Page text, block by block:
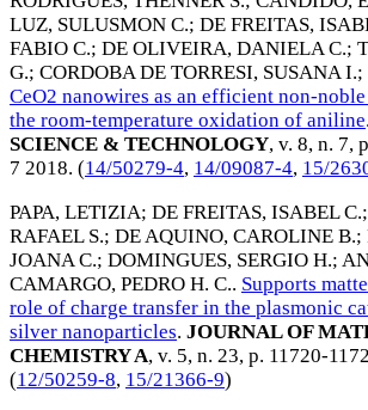
LUZ, SULUSMON C.; DE FREITAS,
FABIO C.; DE OLIVEIRA, DANIELA C.;
G.; CORDOBA DE TORRESI, SUSANA I.;
CeO2 nanowires as an efficient non-
the room-temperature oxidation of aniline.
SCIENCE & TECHNOLOGY, v. 8, n. 7,
7 2018. (14/50279-4, 14/09087-4, 15/
PAPA, LETIZIA; DE FREITAS, ISABEL C.;
RAFAEL S.; DE AQUINO, CAROLINE B.;
JOANA C.; DOMINGUES, SERGIO H.;
CAMARGO, PEDRO H. C.. Supports
role of charge transfer in the plasmonic
silver nanoparticles. JOURNAL OF
CHEMISTRY A, v. 5, n. 23, p. 11720-
(12/50259-8, 15/21366-9)